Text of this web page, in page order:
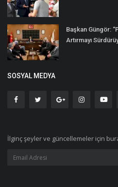
Başkan Güngör:
Artırmayı
SOSYAL MEDYA
İlginç şeyler ve güncellemeler için